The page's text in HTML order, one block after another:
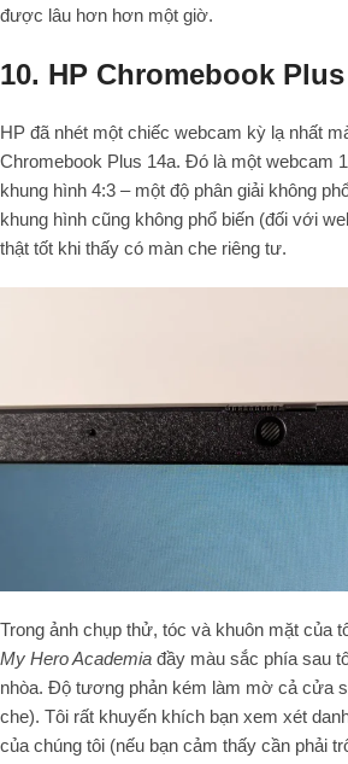
được lâu hơn hơn một giờ.
10. HP Chromebook
HP đã nhét một chiếc webcam kỳ lạ nhất
Chromebook Plus 14a. Đó là một webcam
khung hình 4:3 – một độ phân giải không
khung hình cũng không phổ biến (đối với
thật tốt khi thấy có màn che riêng tư.
Trong ảnh chụp thử, tóc và khuôn mặt của
My Hero Academia đầy màu sắc phía sau
nhòa. Độ tương phản kém làm mờ cả cửa
che). Tôi rất khuyến khích bạn xem xét
của chúng tôi (nếu bạn cảm thấy cần phải